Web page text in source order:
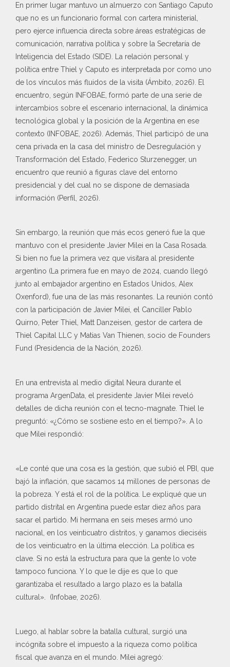
En primer lugar mantuvo un almuerzo con Santiago Caputo
que no es un funcionario formal con cartera ministerial,
pero ejerce influencia directa sobre áreas estratégicas de
comunicación, narrativa política y sobre la Secretaría de
Inteligencia del Estado (SIDE). La relación personal y
política entre Thiel y Caputo es interpretada por como uno
de los vínculos más fluidos de la visita (Ámbito, 2026). El
encuentro, según INFOBAE, formó parte de una serie de
intercambios sobre el escenario internacional, la dinámica
tecnológica global y la posición de la Argentina en ese
contexto (INFOBAE, 2026). Además, Thiel participó de una
cena privada en la casa del ministro de Desregulación y
Transformación del Estado, Federico Sturzenegger, un
encuentro que reunió a figuras clave del entorno
presidencial y del cual no se dispone de demasiada
información (Perfil, 2026).
Sin embargo, la reunión que más ecos generó fue la que
mantuvo con el presidente Javier Milei en la Casa Rosada.
Si bien no fue la primera vez que visitara al presidente
argentino (La primera fue en mayo de 2024, cuando llegó
junto al embajador argentino en Estados Unidos, Alex
Oxenford), fue una de las más resonantes. La reunión contó
con la participación de Javier Milei, el Canciller Pablo
Quirno, Peter Thiel, Matt Danzeisen, gestor de cartera de
Thiel Capital LLC y Matias Van Thienen, socio de Founders
Fund (Presidencia de la Nación, 2026).
En una entrevista al medio digital Neura durante el
programa ArgenData, el presidente Javier Milei reveló
detalles de dicha reunión con el tecno-magnate. Thiel le
preguntó: «¿Cómo se sostiene esto en el tiempo?». A lo
que Milei respondió:
«Le conté que una cosa es la gestión, que subió el PBI, que
bajó la inflación, que sacamos 14 millones de personas de
la pobreza. Y está el rol de la política. Le expliqué que un
partido distrital en Argentina puede estar diez años para
sacar el partido. Mi hermana en seis meses armó uno
nacional, en los veinticuatro distritos, y ganamos dieciséis
de los veinticuatro en la última elección. La política es
clave. Si no está la estructura para que la gente lo vote
tampoco funciona. Y lo que le dije es que lo que
garantizaba el resultado a largo plazo es la batalla
cultural». (Infobae, 2026).
Luego, al hablar sobre la batalla cultural, surgió una
incógnita sobre el impuesto a la riqueza como política
fiscal que avanza en el mundo. Milei agregó: